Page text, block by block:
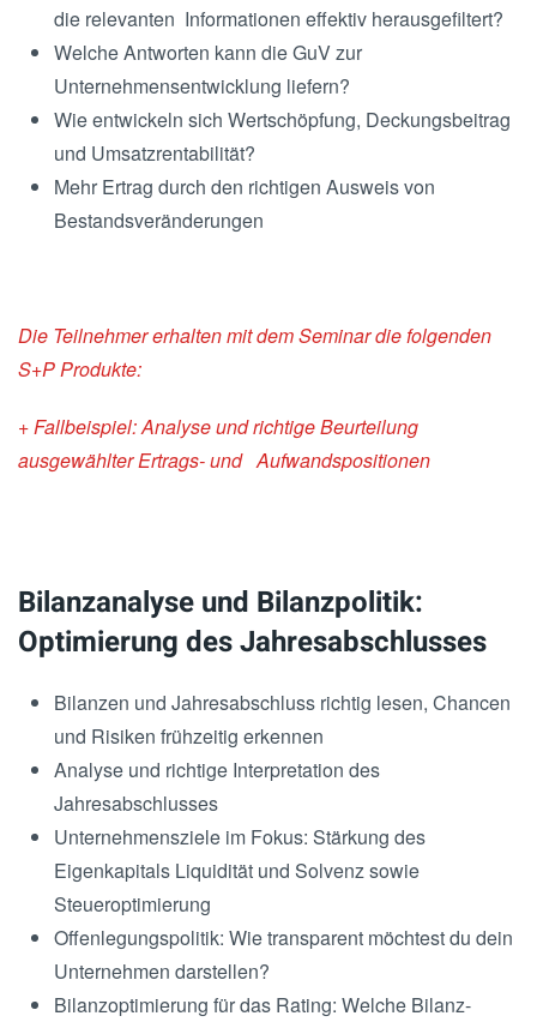
die relevanten Informationen effektiv herausgefiltert?
Welche Antworten kann die GuV zur
Unternehmensentwicklung liefern?
Wie entwickeln sich Wertschöpfung, Deckungsbeitrag
und Umsatzrentabilität?
Mehr Ertrag durch den richtigen Ausweis von
Bestandsveränderungen
Die Teilnehmer erhalten mit dem Seminar die folgenden
S+P Produkte:
+ Fallbeispiel: Analyse und richtige Beurteilung
ausgewählter Ertrags- und Aufwandspositionen
Bilanzanalyse und Bilanzpolitik:
Optimierung des Jahresabschlusses
Bilanzen und Jahresabschluss richtig lesen, Chancen
und Risiken frühzeitig erkennen
Analyse und richtige Interpretation des
Jahresabschlusses
Unternehmensziele im Fokus: Stärkung des
Eigenkapitals Liquidität und Solvenz sowie
Steueroptimierung
Offenlegungspolitik: Wie transparent möchtest du dein
Unternehmen darstellen?
Bilanzoptimierung für das Rating: Welche Bilanz-